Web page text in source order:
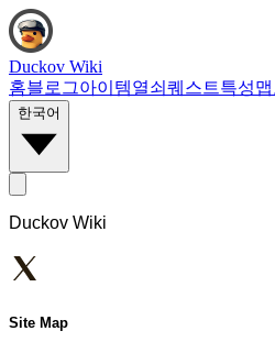
Duckov Wiki
홈블로그아이템열쇠 퀘스트특성맵
한국어
Duckov Wiki
Site Map